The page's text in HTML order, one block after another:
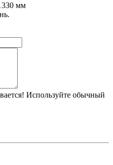
мм
Используйте обычный